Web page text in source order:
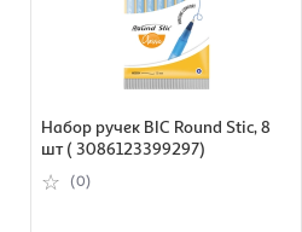
Набор ручек BIC Round Stic, 8
шт ( 3086123399297)
(0)